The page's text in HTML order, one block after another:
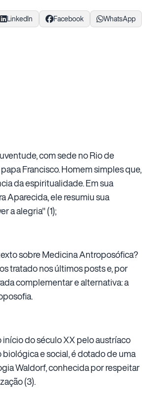
LinkedIn Facebook WhatsApp
com sede no Rio de
Francisco. Homem simples que,
da espiritualidade. Em sua
Aparecida, ele resumiu sua
a alegria" (1);
sobre Medicina Antroposófica?
tratado nos últimos posts e, por
complementar e alternativa: a
do século XX pelo austríaco
e social, é dotado de uma
Waldorf, conhecida por respeitar
(3).